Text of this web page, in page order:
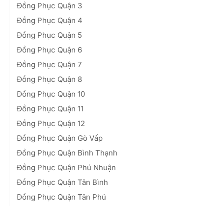
Đồng Phục Quận 3
Đồng Phục Quận 4
Đồng Phục Quận 5
Đồng Phục Quận 6
Đồng Phục Quận 7
Đồng Phục Quận 8
Đồng Phục Quận 10
Đồng Phục Quận 11
Đồng Phục Quận 12
Đồng Phục Quận Gò Vấp
Đồng Phục Quận Bình Thạnh
Đồng Phục Quận Phú Nhuận
Đồng Phục Quận Tân Bình
Đồng Phục Quận Tân Phú